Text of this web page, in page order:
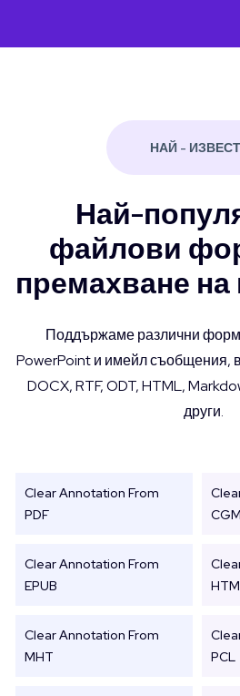
НАЙ -
Най-
файлови
премахване на
Поддържаме различни
PowerPoint и имейл съобщения,
DOCX, RTF, ODT, HTML,
други.
Clear Annotation From
PDF
CGM
Clear Annotation From
EPUB
Clear Annotation From
MHT
PCL